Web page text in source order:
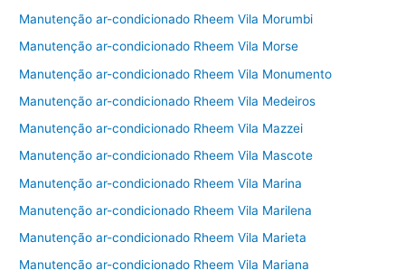
Manutenção ar-condicionado Rheem Vila Morumbi
Manutenção ar-condicionado Rheem Vila Morse
Manutenção ar-condicionado Rheem Vila Monumento
Manutenção ar-condicionado Rheem Vila Medeiros
Manutenção ar-condicionado Rheem Vila Mazzei
Manutenção ar-condicionado Rheem Vila Mascote
Manutenção ar-condicionado Rheem Vila Marina
Manutenção ar-condicionado Rheem Vila Marilena
Manutenção ar-condicionado Rheem Vila Marieta
Manutenção ar-condicionado Rheem Vila Mariana